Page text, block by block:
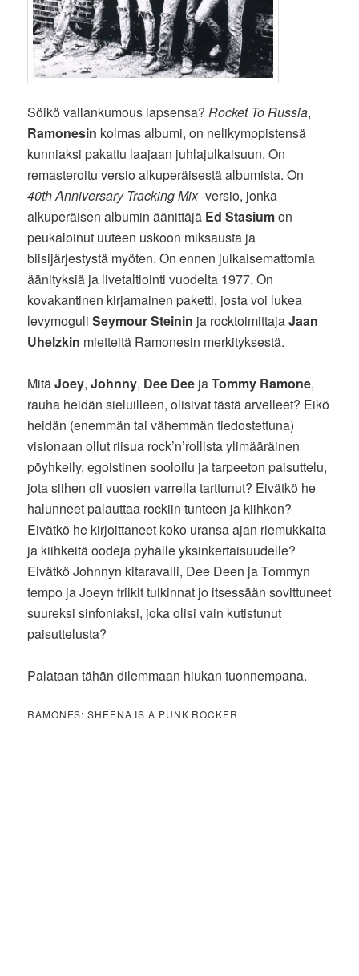
Söikö vallankumous lapsensa?Rocket To Russia,
Ramonesin kolmas albumi, on nelikymppistensä
kunniaksi pakattu laajaan juhlajulkaisuun. On
remasteroitu versio alkuperäisestä albumista. On
40th Anniversary Tracking Mix-versio, jonka
alkuperäisen albumin äänittäjä Ed Stasiumon
peukaloinut uuteen uskoon miksausta ja
biisijärjestystä myöten. On ennen julkaisemattomia
äänityksiä ja livetaltiointi vuodelta 1977. On
kovakantinen kirjamainen paketti, josta voi lukea
levymoguliSeymour Steinin ja rocktoimittajaJaan
Uhelzkin mietteitä Ramonesin merkityksestä.
MitäJoey,Johnny, Dee Dee jaTommy Ramone,
rauha heidän sieluilleen, olisivat tästä arvelleet? Eikö
heidän (enemmän tai vähemmän tiedostettuna)
visionaan ollut riisua rock’n’rollista ylimääräinen
pöyhkeily, egoistinen sooloilu ja tarpeeton paisuttelu,
jota siihen oli vuosien varrella tarttunut? Eivätkö he
halunneet palauttaa rockiin tunteen ja kiihkon?
Eivätkö he kirjoittaneet koko uransa ajan riemukkaita
ja kiihkeitä oodeja pyhälle yksinkertaisuudelle?
Eivätkö Johnnyn kitaravalli, Dee Deen ja Tommyn
tempo ja Joeyn friikit tulkinnat jo itsessään sovittuneet
suureksi sinfoniaksi, joka olisi vain kutistunut
paisuttelusta?
Palataan tähän dilemmaan hiukan tuonnempana.
RAMONES: SHEENA IS A PUNK ROCKER